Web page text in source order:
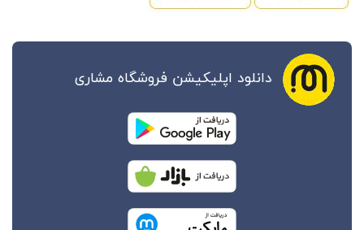
دانلود اپلیکیشن فروشگاه مشاری